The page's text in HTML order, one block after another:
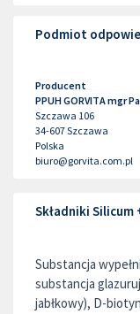
Podmiot
Producent
PPUH GORVITA mgr
Szczawa 106
34-607Szczawa
Polska
biuro@gorvita.com.pl
Składniki Silicum
Substancja
substancja
jabłkowy), D-